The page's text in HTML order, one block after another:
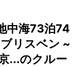
中海73泊74
リスベン ~
...のクルー